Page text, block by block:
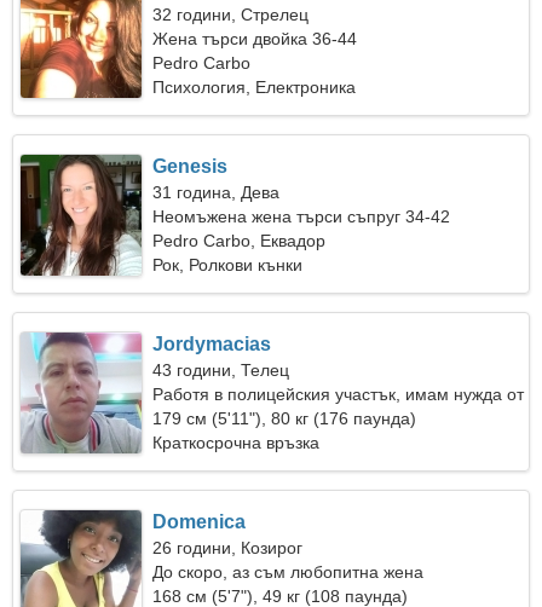
32 години, Стрелец
Жена търси двойка 36-44
Pedro Carbo
Психология, Електроника
Genesis
31 година, Дева
Неомъжена жена търси съпруг 34-42
Pedro Carbo, Еквадор
Рок, Ролкови кънки
Jordymacias
43 години, Телец
Работя в полицейския участък, имам нужда от
мечтателна жена
179 см (5'11"), 80 кг (176 паунда)
Краткосрочна връзка
Domenica
26 години, Козирог
До скоро, аз съм любопитна жена
168 см (5'7"), 49 кг (108 паунда)